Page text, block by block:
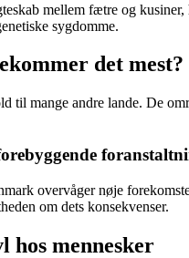
mellem fætre og
sygdomme.
det mest?
mange andre lande. De
overvåger nøje
om dets konsekvenser.
hos mennesker